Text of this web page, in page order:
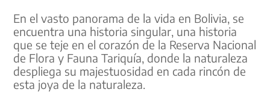
En el vasto panorama de la vida en Bolivia, se
encuentra una historia singular, una historia
que se teje en el corazón de la Reserva Nacional
de Flora y Fauna Tariquía, donde la naturaleza
despliega su majestuosidad en cada rincón de
esta joya de la naturaleza.